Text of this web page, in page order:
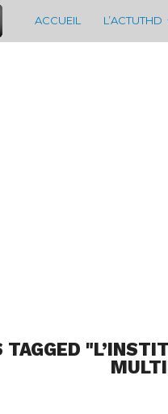
ACCUEIL L’ACTUTHD